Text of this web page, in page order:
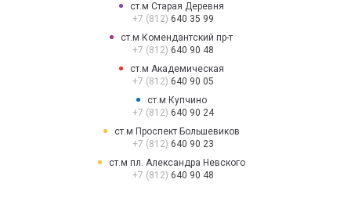
ст.м Старая Деревня
+7 (812) 640 35 99
ст.м Комендантский пр-т
+7 (812) 640 90 48
ст.м Академическая
+7 (812) 640 90 05
ст.м Купчино
+7 (812) 640 90 24
ст.м Проспект Большевиков
+7 (812) 640 90 23
ст.м пл. Александра Невского
+7 (812) 640 90 48